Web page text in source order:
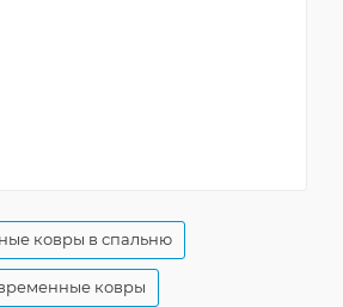
ковры в спальню
ковры